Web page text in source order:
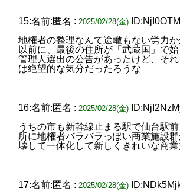
15:名前:匿名 : 2025/02/28(金)
地権者の整理なんて途轍もない労力
以前に、最後の住所が「武蔵国」で
管理人選出の公告があったけど、そ
は絶望的な気分だったろうな
16:名前:匿名 : 2025/02/28(金)
うちの市も新幹線止まる駅で仙台駅
所に地権者バラバラっぽい商業施設
壊して一体化して新しくきれいな商
17:名前:匿名 : 2025/02/28(金)